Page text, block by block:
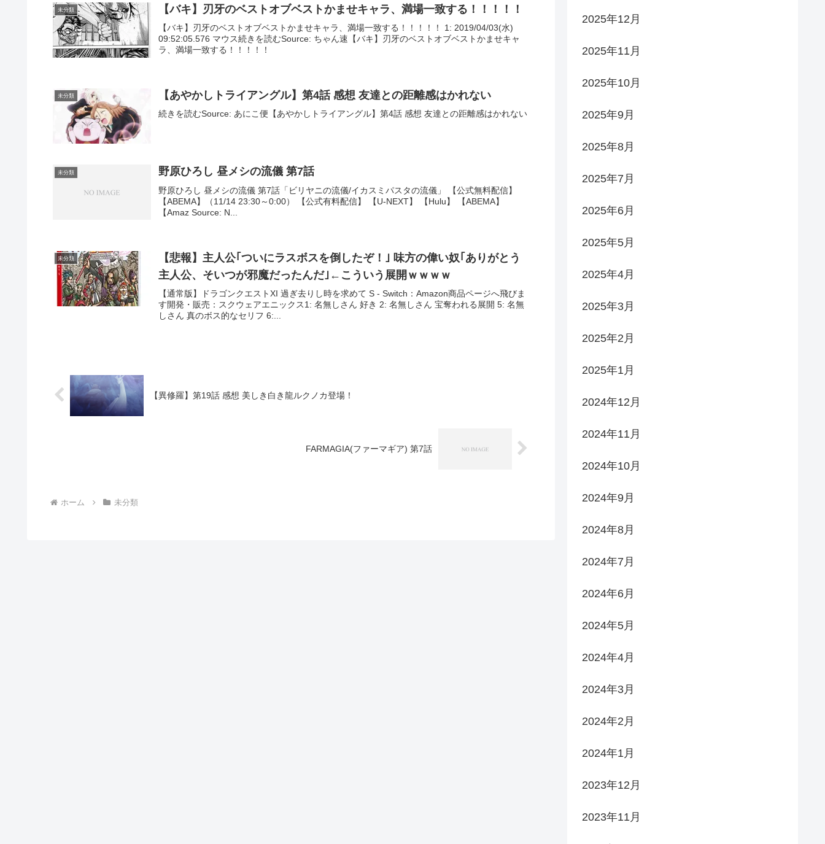
未分類 【バキ】刃牙のベストオブベストかませキャラ、満場一致する！！！！！
【バキ】刃牙のベストオブベストかませキャラ、満場一致する！！！！！ 1: 2019/04/03(水)
09:52:05.576 マウス続きを読むSource: ちゃん速【バキ】刃牙のベストオブベストかませキャ
ラ、満場一致する！！！！！
未分類 【あやかしトライアングル】第4話 感想 友達との距離感はかれない
続きを読むSource: あにこ便【あやかしトライアングル】第4話 感想 友達との距離感はかれない
未分類 野原ひろし 昼メシの流儀 第7話
野原ひろし 昼メシの流儀 第7話「ビリヤニの流儀/イカスミパスタの流儀」 【公式無料配信】
【ABEMA】（11/14 23:30～0:00） 【公式有料配信】 【U-NEXT】 【Hulu】 【ABEMA】
【Amaz Source: N...
未分類
【悲報】主人公｢ついにラスボスを倒したぞ！｣ 味方の偉い奴｢ありがとう
主人公、そいつが邪魔だったんだ｣←こういう展開ｗｗｗｗ
【通常版】ドラゴンクエストXI 過ぎ去りし時を求めて S - Switch：Amazon商品ページへ飛びま
す開発・販売：スクウェアエニックス1: 名無しさん 好き 2: 名無しさん 宝奪われる展開 5: 名無
しさん 真のボス的なセリフ 6:...
【異修羅】第19話 感想 美しき白き龍ルクノカ登場！
FARMAGIA(ファーマギア) 第7話
ホーム 未分類
2025年12月
2025年11月
2025年10月
2025年9月
2025年8月
2025年7月
2025年6月
2025年5月
2025年4月
2025年3月
2025年2月
2025年1月
2024年12月
2024年11月
2024年10月
2024年9月
2024年8月
2024年7月
2024年6月
2024年5月
2024年4月
2024年3月
2024年2月
2024年1月
2023年12月
2023年11月